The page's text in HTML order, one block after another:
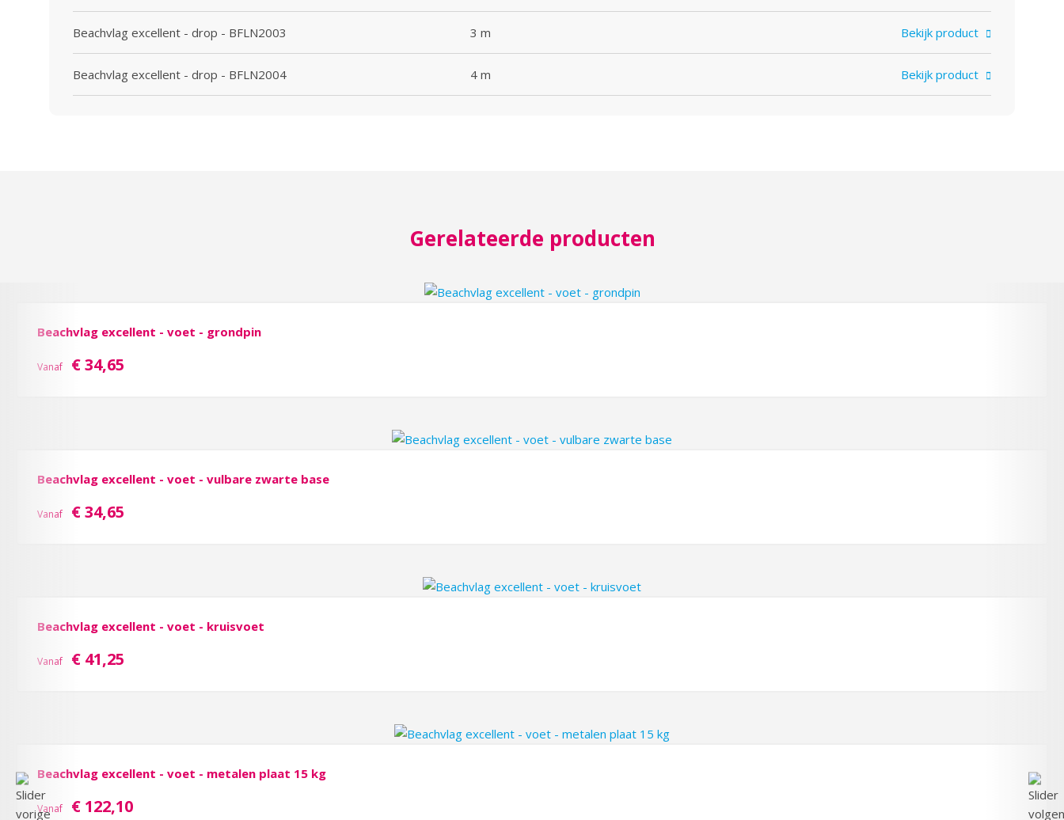
Beachvlag excellent - drop - BFLN2003 3 m Bekijk product
Beachvlag excellent - drop - BFLN2004 4 m Bekijk product
Gerelateerde producten
Beachvlag excellent - voet - grondpin
Vanaf € 34,65
Beachvlag excellent - voet - vulbare zwarte base
Vanaf € 34,65
Beachvlag excellent - voet - kruisvoet
Vanaf € 41,25
Beachvlag excellent - voet - metalen plaat 15 kg
Vanaf € 122,10